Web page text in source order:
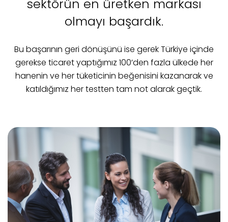
sektörün en üretken markası
olmayı başardık.
Bu başarının geri dönüşünü ise gerek Türkiye içinde
gerekse ticaret yaptığımız 100’den fazla ülkede her
hanenin ve her tüketicinin beğenisini kazanarak ve
katıldığımız her testten tam not alarak geçtik.